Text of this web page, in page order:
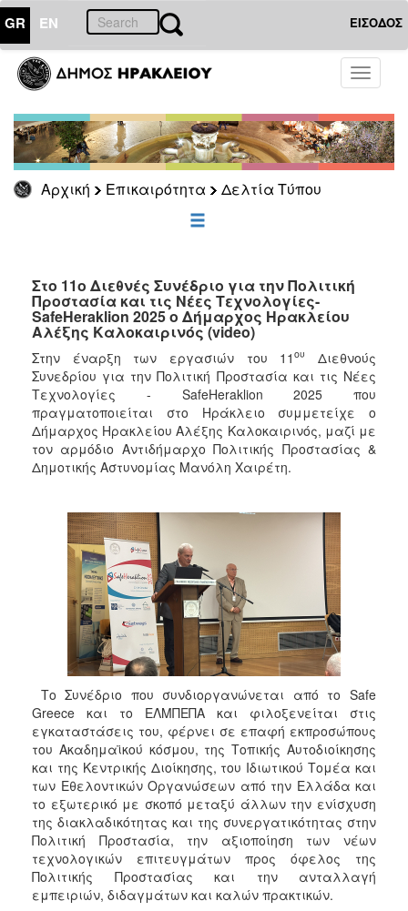
GR EN ΕΙΣΟΔΟΣ
Toggle
Αρχική Επικαιρότητα Δελτία Τύπου
ΕΠΙΚΑΙΡΟΤΗΤΑ
Τύπου
Αρχείο
ΕΠΙΣΚΕΠΤΗΣ
ΗΡΑΚΛΕΙΟ
Στο 11ο Διεθνές Συνέδριο για την Πολιτική
Προστασία και τις Νέες Τεχνολογίες-
SafeHeraklion 2025 ο Δήμαρχος Ηρακλείου
Αλέξης Καλοκαιρινός (video)
Στην έναρξη των εργασιών του 11ου
Διεθνούς
Συνεδρίου για την Πολιτική Προστασία και τις Νέες
Τεχνολογίες - SafeHeraklion 2025 που
πραγματοποιείται στο Ηράκλειο συμμετείχε ο
Δήμαρχος Ηρακλείου Αλέξης Καλοκαιρινός, μαζί με
τον αρμόδιο Αντιδήμαρχο Πολιτικής Προστασίας &
Δημοτικής Αστυνομίας Μανόλη Χαιρέτη.
Το Συνέδριο που συνδιοργανώνεται από το Safe
Greece και το ΕΛΜΠΕΠΑ και φιλοξενείται στις
εγκαταστάσεις του, φέρνει σε επαφή εκπροσώπους
του Ακαδημαϊκού κόσμου, της Τοπικής Αυτοδιοίκησης
και της Κεντρικής Διοίκησης, του Ιδιωτικού Τομέα και
των Εθελοντικών Οργανώσεων από την Ελλάδα και
το εξωτερικό με σκοπό μεταξύ άλλων την ενίσχυση
της διακλαδικότητας και της συνεργατικότητας στην
Πολιτική Προστασία, την αξιοποίηση των νέων
τεχνολογικών επιτευγμάτων προς όφελος της
Πολιτικής Προστασίας και την ανταλλαγή
εμπειριών, διδαγμάτων και καλών πρακτικών.